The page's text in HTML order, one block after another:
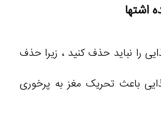
را نباید حذف کنید ، زیرا حذف
باعث تحریک مغز به پرخوری